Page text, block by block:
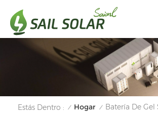
Estás Dentro : / Hogar / Batería De Gel